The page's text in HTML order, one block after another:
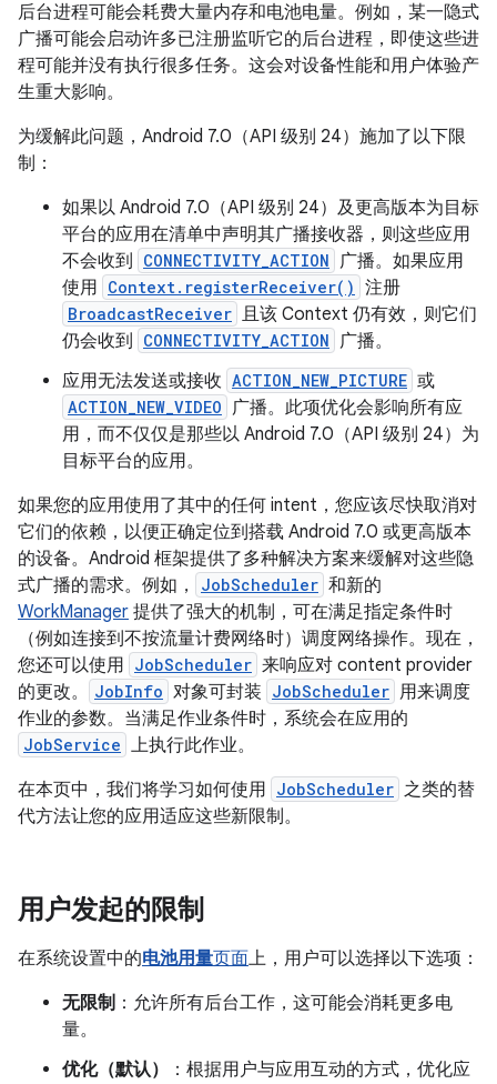
后台进程可能会耗费大量内存和电池电量。例如，某一隐式
广播可能会启动许多已注册监听它的后台进程，即使这些进
程可能并没有执行很多任务。这会对设备性能和用户体验产
生重大影响。
为缓解此问题，Android 7.0（API 级别 24）施加了以下限
制：
如果以 Android 7.0（API 级别 24）及更高版本为目标
平台的应用在清单中声明其广播接收器，则这些应用
不会收到
CONNECTIVITY_ACTION 广播。如果应用
使用 Context.registerReceiver() 注册
BroadcastReceiver 且该 Context 仍有效，则它们
仍会收到
CONNECTIVITY_ACTION 广播。
应用无法发送或接收 ACTION_NEW_PICTURE 或
ACTION_NEW_VIDEO 广播。此项优化会影响所有应
用，而不仅仅是那些以 Android 7.0（API 级别 24）为
目标平台的应用。
如果您的应用使用了其中的任何 intent，您应该尽快取消对
它们的依赖，以便正确定位到搭载 Android 7.0 或更高版本
的设备。Android 框架提供了多种解决方案来缓解对这些隐
式广播的需求。例如，
JobScheduler 和新的
WorkManager 提供了强大的机制，可在满足指定条件时
（例如连接到不按流量计费网络时）调度网络操作。现在，
您还可以使用 JobScheduler 来响应对 content provider
的更改。
JobInfo 对象可封装 JobScheduler 用来调度
作业的参数。当满足作业条件时，系统会在应用的
JobService 上执行此作业。
在本页中，我们将学习如何使用 JobScheduler 之类的替
代方法让您的应用适应这些新限制。
用户发起的限制
在系统设置中的电池用量页面上，用户可以选择以下选项：
无限制 ：允许所有后台工作，这可能会消耗更多电
量。
优化（默认）
：根据用户与应用互动的方式，优化应